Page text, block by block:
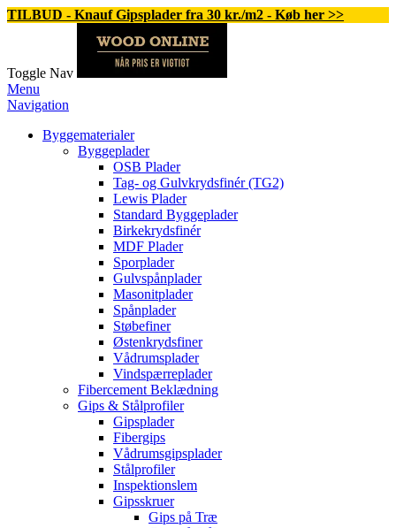
TILBUD - Knauf Gipsplader fra 30 kr./m2 - Køb her >>
Toggle Nav
Menu
Navigation
Byggematerialer
Byggeplader
OSB Plader
Tag- og Gulvkrydsfinér (TG2)
Lewis Plader
Standard Byggeplader
Birkekrydsfinér
MDF Plader
Sporplader
Gulvspånplader
Masonitplader
Spånplader
Støbefiner
Østenkrydsfiner
Vådrumsplader
Vindspærreplader
Fibercement Beklædning
Gips & Stålprofiler
Gipsplader
Fibergips
Vådrumsgipsplader
Stålprofiler
Inspektionslem
Gipsskruer
Gips på Træ